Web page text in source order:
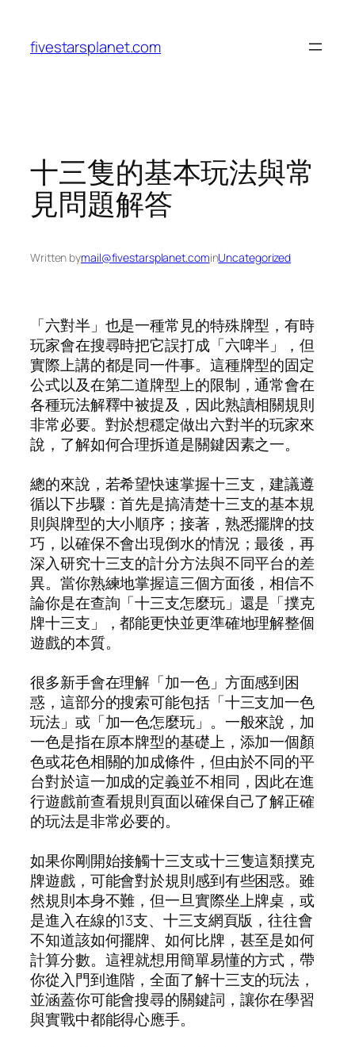
content
fivestarsplanet.com
十三隻的基本玩法與常
見問題解答
Written bymail@fivestarsplanet.cominUncategorized
「六對半」也是一種常見的特殊牌型，有時
玩家會在搜尋時把它誤打成「六啤半」，但
實際上講的都是同一件事。這種牌型的固定
公式以及在第二道牌型上的限制，通常會在
各種玩法解釋中被提及，因此熟讀相關規則
非常必要。對於想穩定做出六對半的玩家來
說，了解如何合理拆道是關鍵因素之一。
總的來說，若希望快速掌握十三支，建議遵
循以下步驟：首先是搞清楚十三支的基本規
則與牌型的大小順序；接著，熟悉擺牌的技
巧，以確保不會出現倒水的情況；最後，再
深入研究十三支的計分方法與不同平台的差
異。當你熟練地掌握這三個方面後，相信不
論你是在查詢「十三支怎麼玩」還是「撲克
牌十三支」，都能更快並更準確地理解整個
遊戲的本質。
很多新手會在理解「加一色」方面感到困
惑，這部分的搜索可能包括「十三支加一色
玩法」或「加一色怎麼玩」。一般來說，加
一色是指在原本牌型的基礎上，添加一個顏
色或花色相關的加成條件，但由於不同的平
台對於這一加成的定義並不相同，因此在進
行遊戲前查看規則頁面以確保自己了解正確
的玩法是非常必要的。
如果你剛開始接觸十三支或十三隻這類撲克
牌遊戲，可能會對於規則感到有些困惑。雖
然規則本身不難，但一旦實際坐上牌桌，或
是進入在線的13支、十三支網頁版，往往會
不知道該如何擺牌、如何比牌，甚至是如何
計算分數。這裡就想用簡單易懂的方式，帶
你從入門到進階，全面了解十三支的玩法，
並涵蓋你可能會搜尋的關鍵詞，讓你在學習
與實戰中都能得心應手。